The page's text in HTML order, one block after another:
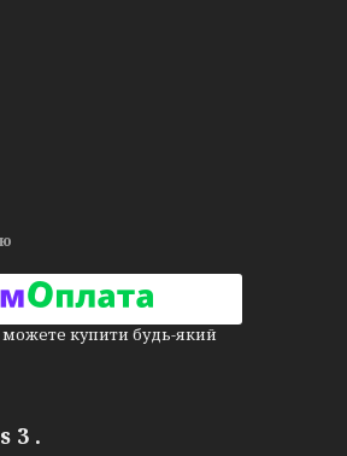
купити будь-який
3 .